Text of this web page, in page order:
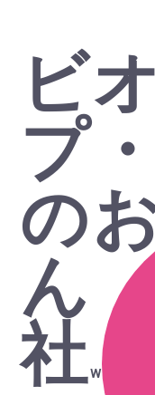
ビ
プ
の
ん
社WEST